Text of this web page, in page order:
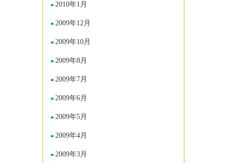
2010年1月
2009年12月
2009年10月
2009年8月
2009年7月
2009年6月
2009年5月
2009年4月
2009年3月